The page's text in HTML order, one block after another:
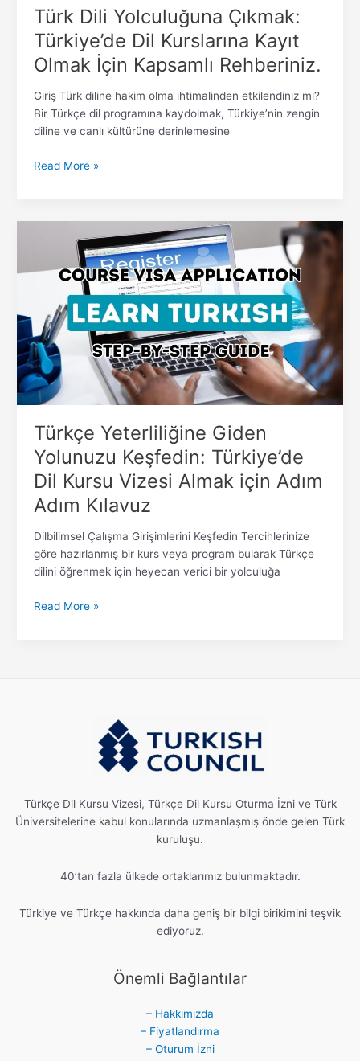
Türk Dili Yolculuğuna Çıkmak:
Türkiye’de Dil Kurslarına Kayıt
Olmak İçin Kapsamlı Rehberiniz.
Giriş Türk diline hakim olma ihtimalinden etkilendiniz mi?
Bir Türkçe dil programına kaydolmak, Türkiye’nin zengin
diline ve canlı kültürüne derinlemesine
Rehberiniz.
Read More »
Türkçe Yeterliliğine Giden
Yolunuzu Keşfedin: Türkiye’de
Dil Kursu Vizesi Almak için Adım
Adım Kılavuz
Dilbilimsel Çalışma Girişimlerini Keşfedin Tercihlerinize
göre hazırlanmış bir kurs veya program bularak Türkçe
dilini öğrenmek için heyecan verici bir yolculuğa
Yeterliliğine
Yolunuzu
Keşfedin:
Türkiye’de
Dil
Kursu
Vizesi
Almak
için
Adım
Adım
Kılavuz
Read More »
Türkçe Dil Kursu Vizesi, Türkçe Dil Kursu Oturma İzni ve Türk
Üniversitelerine kabul konularında uzmanlaşmış önde gelen Türk
kuruluşu.
40’tan fazla ülkede ortaklarımız bulunmaktadır.
Türkiye ve Türkçe hakkında daha geniş bir bilgi birikimini teşvik
ediyoruz.
Önemli Bağlantılar
– Hakkımızda
– Fiyatlandırma
– Oturum İzni